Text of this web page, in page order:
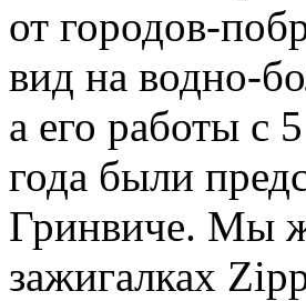
от городов-
вид на водно-
а его работы с
года были
Гринвиче. Мы
зажигалках